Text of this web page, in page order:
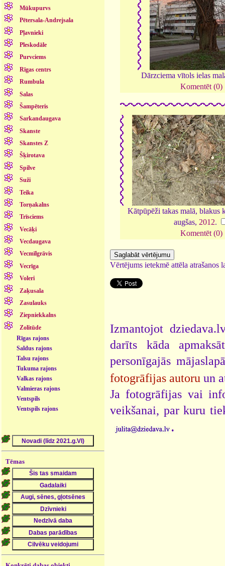
Mūkupurvs
Pētersala-Andrejsala
Pļavnieki
Pleskodāle
Purvciems
Rīgas centrs
Rumbula
Salas
Šampēteris
Sarkandaugava
Skanste
Skanstes Z
Šķirotava
Spilve
Suži
Teika
Torņakalns
Trīsciems
Vecāķi
Vecdaugava
Vecmīlgrāvis
Vecrīga
Voleri
Zaķusala
Zasulauks
Ziepniekkalns
Zolitūde
Rīgas rajons
Saldus rajons
Talsu rajons
Tukuma rajons
Valkas rajons
Valmieras rajons
Ventspils
Ventspils rajons
Tēmas
Dārzciema vītols ielas
Komentēt (0)
Kātpūpēži takas malā, blakus
augšas, 2012.
Komentēt (0)
Vērtējums ietekmē attēla atrašanos
Izmantojot
darīts kāda
personīgajās
fotogrāfijas autoru un
Ja fotogrāfijas vai
veikšanai, par kuru
.